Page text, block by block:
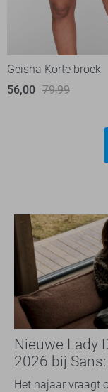
Geisha Korte broek
56,00 79,99
Nieuwe Lady
2026 bij
travelkwaliteit
Het najaar vraagt